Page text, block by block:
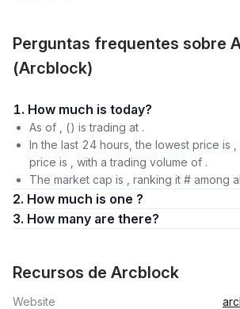
Perguntas frequentes sobre
(Arcblock)
1. How much is today?
As of , () is trading at .
In the last 24 hours, the lowest price is
price is , with a trading volume of .
The market cap is , ranking it # among
2. How much is one ?
3. How many are there?
Recursos de Arcblock
Website